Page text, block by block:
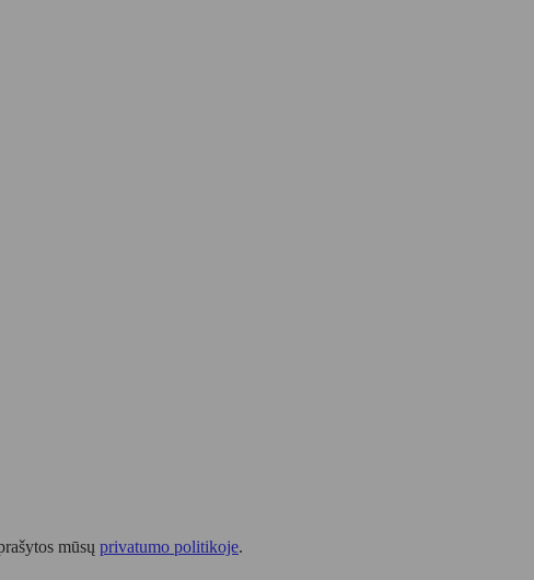
mūsų privatumo politikoje.